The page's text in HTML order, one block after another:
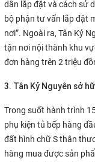
dẫn lắp đặt và cách sử
bộ phận tư vấn lắp đặt
nơi”. Ngoài ra, Tân Kỷ
tận nơi nội thành khu
đơn hàng trên 2 triệu
3. Tân Kỷ Nguyên sở
Trong suốt hành trình
phụ kiện tủ bếp hàng
đất hình chữ S thân
hàng mua được sản